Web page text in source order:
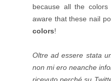
because all the
aware that these nail
colors!
Oltre ad essere stata
non mi ero neanche